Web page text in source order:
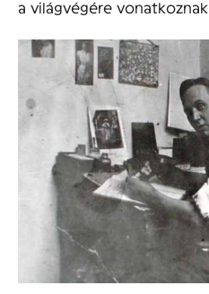
a világvégére vonatkoznak.